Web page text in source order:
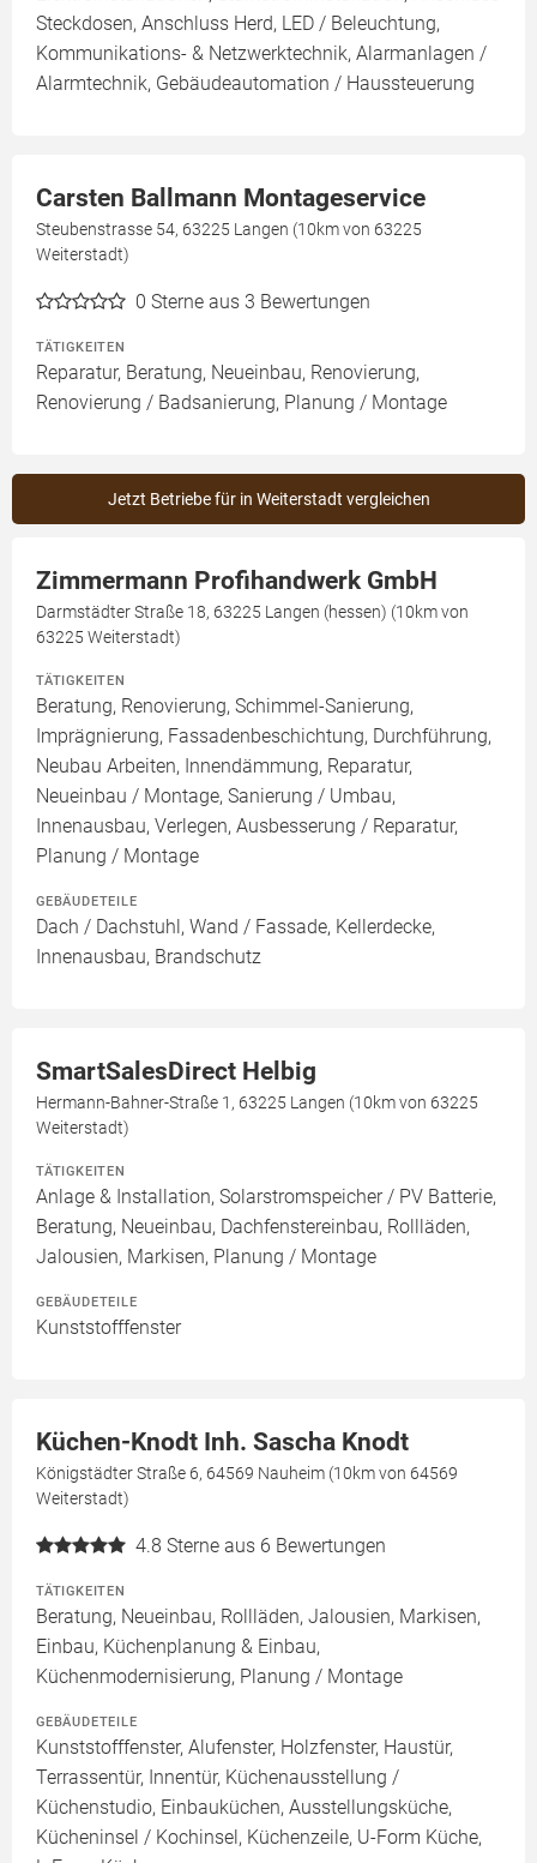
Steckdosen, Anschluss Herd, LED / Beleuchtung,
Kommunikations- & Netzwerktechnik, Alarmanlagen /
Alarmtechnik, Gebäudeautomation / Haussteuerung
Carsten Ballmann Montageservice
Steubenstrasse 54, 63225 Langen (10km von 63225
Weiterstadt)
0 Sterne aus 3 Bewertungen
TÄTIGKEITEN
Reparatur, Beratung, Neueinbau, Renovierung,
Renovierung / Badsanierung, Planung / Montage
Jetzt Betriebe für in Weiterstadt vergleichen
Zimmermann Profihandwerk GmbH
Darmstädter Straße 18, 63225 Langen (hessen) (10km von
63225 Weiterstadt)
TÄTIGKEITEN
Beratung, Renovierung, Schimmel-Sanierung,
Imprägnierung, Fassadenbeschichtung, Durchführung,
Neubau Arbeiten, Innendämmung, Reparatur,
Neueinbau / Montage, Sanierung / Umbau,
Innenausbau, Verlegen, Ausbesserung / Reparatur,
Planung / Montage
GEBÄUDETEILE
Dach / Dachstuhl, Wand / Fassade, Kellerdecke,
Innenausbau, Brandschutz
SmartSalesDirect Helbig
Hermann-Bahner-Straße 1, 63225 Langen (10km von 63225
Weiterstadt)
TÄTIGKEITEN
Anlage & Installation, Solarstromspeicher / PV Batterie,
Beratung, Neueinbau, Dachfenstereinbau, Rollläden,
Jalousien, Markisen, Planung / Montage
GEBÄUDETEILE
Kunststofffenster
Küchen-Knodt Inh. Sascha Knodt
Königstädter Straße 6, 64569 Nauheim (10km von 64569
Weiterstadt)
4.8 Sterne aus 6 Bewertungen
TÄTIGKEITEN
Beratung, Neueinbau, Rollläden, Jalousien, Markisen,
Einbau, Küchenplanung & Einbau,
Küchenmodernisierung, Planung / Montage
GEBÄUDETEILE
Kunststofffenster, Alufenster, Holzfenster, Haustür,
Terrassentür, Innentür, Küchenausstellung /
Küchenstudio, Einbauküchen, Ausstellungsküche,
Kücheninsel / Kochinsel, Küchenzeile, U-Form Küche,